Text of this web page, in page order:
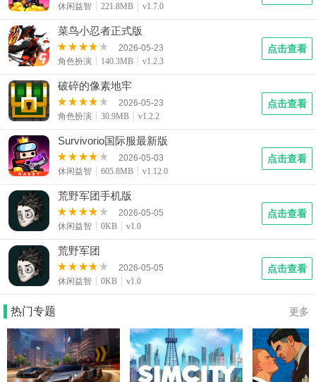
休闲益智
221.8MB v1.7.0
菜鸟小忍者正式版
2026-05-23
角色扮演
140.3MB v1.2.3
点击查看
破碎的像素地牢
2026-05-23
角色扮演
30.9MB v1.2.2
点击查看
Survivorio国际服最新版
2026-05-03
休闲益智
605.8MB v1.12.0
点击查看
荒野军团手机版
2026-05-05
休闲益智
0KB v1.0
点击查看
荒野军团
2026-05-05
休闲益智
0KB v1.0
点击查看
热门专题 更多